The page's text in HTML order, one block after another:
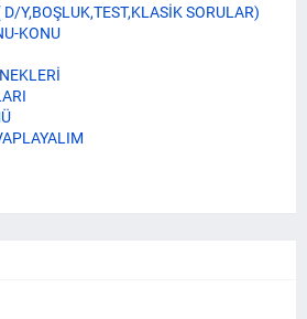
Y,BOŞLUK,TEST,KLASİK SORULAR)
KONU